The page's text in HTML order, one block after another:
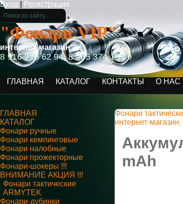
Вход Регистрация
"Фонари VIP"
интернет-магазин
8 916 710 62 94, 8 965 374 16 59
ГЛАВНАЯ КАТАЛОГ КОНТАКТЫ О НАС
ГЛАВНАЯ
КАТАЛОГ
Фонари ручные
Фонари кемпинговые
Фонари налобные
Фонари прожекторные
Фонари-шокеры !!!
ВНИМАНИЕ АКЦИЯ !!!
Фонари тактические
ARMYTEK
Фонари-дубинки
Фонари
интернет-магазин
mAh